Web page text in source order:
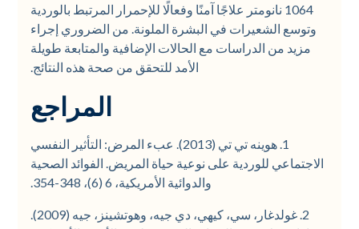
1064 نانومتر علاجًا آمنًا وفعالًا للإحمرار المرتبط بالوردية
وتوسع الشعيرات في البشرة الملونة. من الضروري إجراء
مزيد من الدراسات مع الحالات الإضافية والمتابعة طويلة
الأمد للتحقق من صحة هذه النتائج.
المراجع
1. هوينه تي تي (2013). عبء المرض: التأثير النفسي
الاجتماعي للوردية على نوعية حياة المريض. الفوائد الصحية
والدوائية الأمريكية، 6 (6)، 348-354.
2. غولدغار، سي، كيهي، دي جيه، وهوتشينز، جيه (2009).